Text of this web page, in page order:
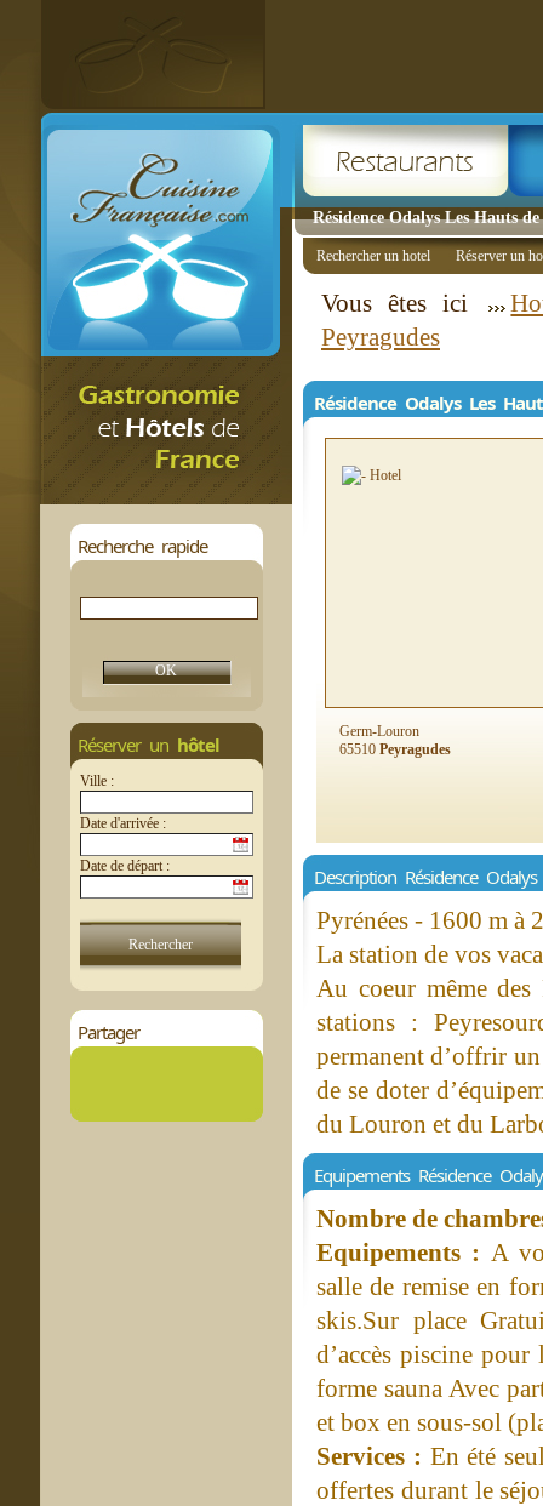
Résidence Odalys Les Hauts
Recherche rapide
Réserver un hôtel
Ville :
Date d'arrivée :
Date de départ :
Partager
Rechercher un hotel Réserver un
Vous êtes ici
Peyragudes
Résidence Odalys Les
Germ-Louron
65510 Peyragudes
Description Résidence
Pyrénées - 1600 m à
La station de vos
Au coeur même des
stations :
permanent d’offrir
de se doter
du Louron et du
Equipements Résidence
Nombre de
Equipements :A
salle de remise en
skis.Sur place
d’accès piscine
forme sauna Avec
et box en sous-sol
Services : En été
offertes durant le